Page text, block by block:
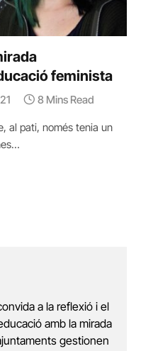
feminista
8 Mins Read
al pati, només tenia un
a la reflexió i el
amb la mirada
gestionen